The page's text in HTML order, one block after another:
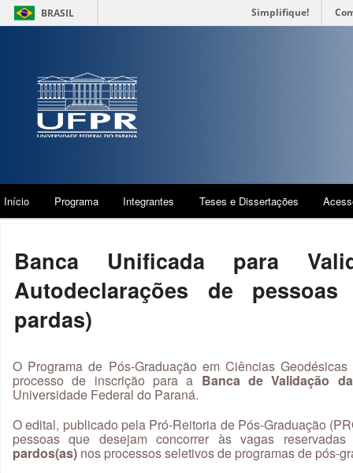
BRASIL Simplifique!
Início Programa Integrantes Teses e Dissertações
Banca Unificada para
Autodeclarações de
pardas)
O Programa de Pós-Graduação em Ciências
processo de inscrição para a Banca de Validação
Universidade Federal do Paraná.
O edital, publicado pela Pró-Reitoria de Pós-Graduação
pessoas que desejam concorrer às vagas
pardos(as) nos processos seletivos de programas de pós-